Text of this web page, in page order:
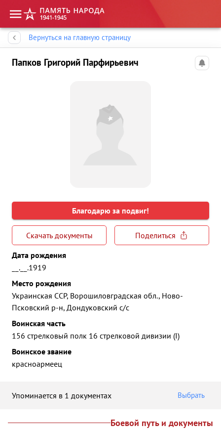
Вернуться на главную страницу
Папков Григорий Парфирьевич
Благодарю за подвиг!
Скачать документы
Поделиться
Дата рождения
__.__.1919
Место рождения
Украинская ССР, Ворошиловградская обл., Ново-
Псковский р-н, Дондуковский с/с
Воинская часть
156 стрелковый полк 16 стрелковой дивизии (I)
Воинское звание
красноармеец
Упоминается в 1 документах Выбрать
Боевой путь и документы
Память народа